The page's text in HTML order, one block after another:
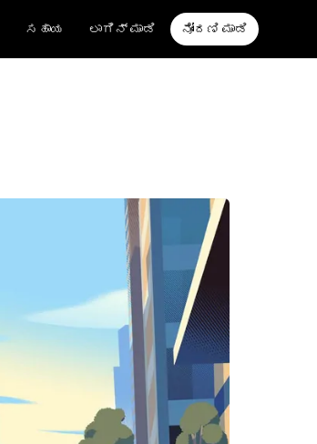
ಸಹಾಯ ಲಾಗಿನ್ ಮಾಡಿ ನೋಂದಣಿ ಮಾಡಿ